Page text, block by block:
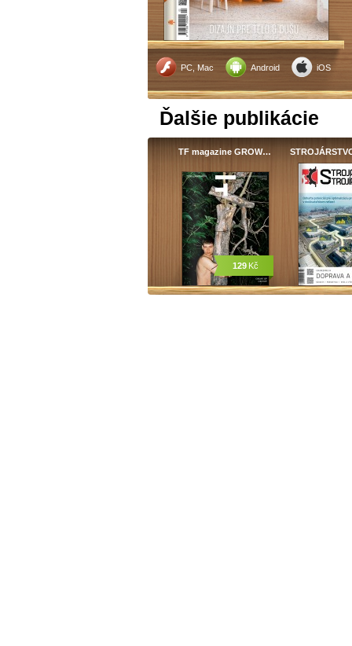
PC, Mac Android iOS
Ďalšie publikácie
TF magazine GROW…
129 Kč